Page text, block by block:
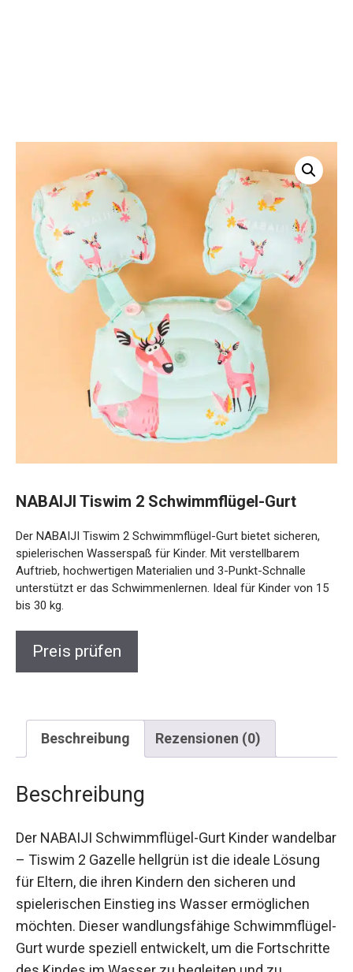
spielerischen Wasserspaß für Kinder. Mit verstellbarem
Auftrieb, hochwertigen Materialien und 3-Punkt-Schnalle
unterstützt er das Schwimmenlernen. Ideal für Kinder von
15 bis 30 kg.
Beschreibung Rezensionen (0)
Beschreibung
wandelbar – Tiswim 2 Gazelle hellgrün ist die
ideale Lösung für Eltern, die ihren Kindern den
sicheren und spielerischen Einstieg ins Wasser
ermöglichen möchten. Dieser wandlungsfähige
Schwimmflügel-Gurt wurde speziell entwickelt,
um die Fortschritte des Kindes im Wasser zu